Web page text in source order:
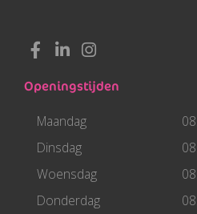
Openingstijden
Maandag
Dinsdag
Woensdag
Donderdag
F
a
c
e
b
o
o
-
f
L
i
n
k
d
i
-
i
I
n
s
t
m